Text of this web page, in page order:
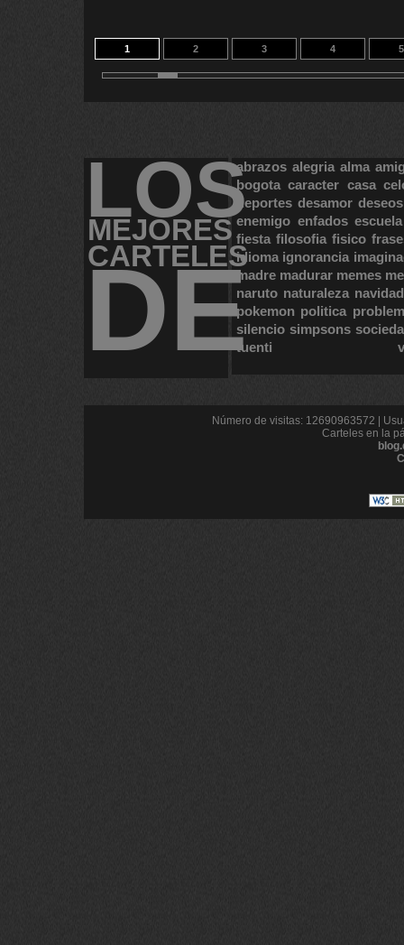
1 2 3 4 5
LOS
MEJORES
CARTELES
DE
abrazos alegria alma
bogota caracter casa
deportes desamor deseos
enemigo enfados escuela
fiesta filosofia fisico
idioma ignorancia
madre madurar memes
naruto naturaleza navidad
pokemon politica
silencio simpsons
tuenti
Número de visitas: 12690963572 |
Carteles en la